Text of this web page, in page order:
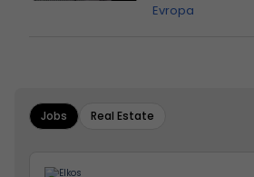
Evropa
Jobs Real Estate